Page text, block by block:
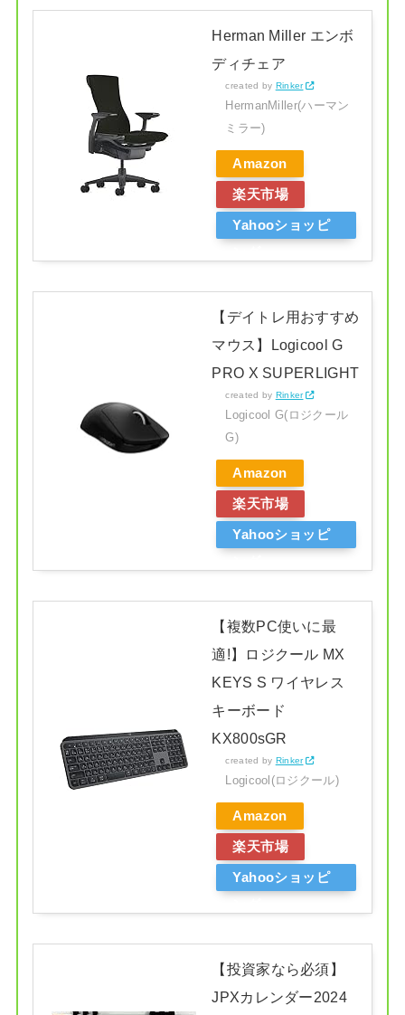
Herman Miller エンボ
ディチェア
created by Rinker
HermanMiller(ハーマン
ミラー)
Amazon
楽天市場
Yahooショッピ
【デイトレ用おすすめ
マウス】Logicool G
PRO X SUPERLIGHT
created by Rinker
Logicool G(ロジクール
G)
Amazon
楽天市場
Yahooショッピ
【複数PC使いに最
適!】ロジクール MX
KEYS S ワイヤレス
キーボード
KX800sGR
created by Rinker
Logicool(ロジクール)
Amazon
楽天市場
Yahooショッピ
【投資家なら必須】
JPXカレンダー2024